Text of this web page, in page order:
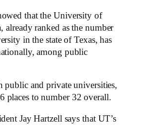
that the University of
already ranked as the number
in the state of Texas, has
among public
public and private universities,
places to number 32 overall.
Jay Hartzell says that UT’s